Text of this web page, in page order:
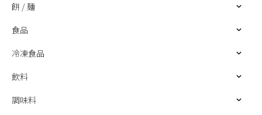
餅 / 麺
食品
冷凍食品
飲料
調味料